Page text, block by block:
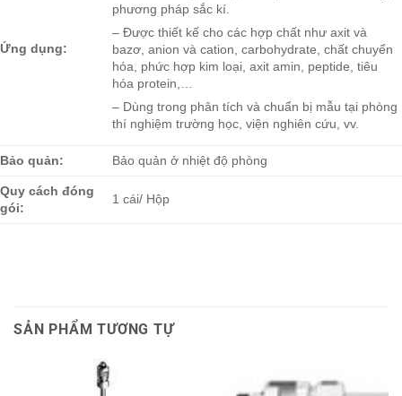
Ứng dụng:
phương pháp sắc kí.
– Được thiết kế cho các hợp chất như axit và
bazơ, anion và cation, carbohydrate, chất chuyển
hóa, phức hợp kim loại, axit amin, peptide, tiêu
hóa protein,…
– Dùng trong phân tích và chuẩn bị mẫu tại phòng
thí nghiệm trường học, viện nghiên cứu, vv.
Bảo quản: Bảo quản ở nhiệt độ phòng
Quy cách đóng
gói:
1 cái/ Hộp
SẢN PHẨM TƯƠNG TỰ